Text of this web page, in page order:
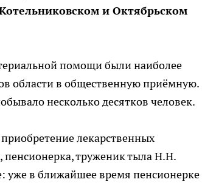
и Октябрьском
помощи были наиболее
области в общественную приёмную.
несколько десятков человек.
лекарственных
труженик тыла Н.Н.
уже в ближайшее время пенсионерке